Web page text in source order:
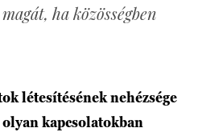
ha közösségben
létesítésének nehézsége
kapcsolatokban